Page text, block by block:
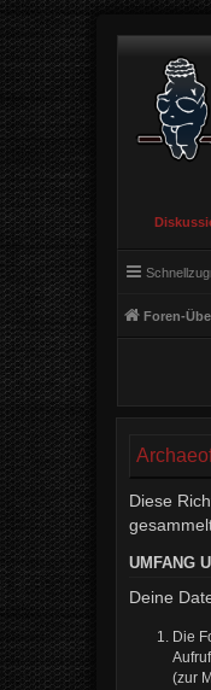
Foren-
Diese
UMFANG
Deine
Die
(zur